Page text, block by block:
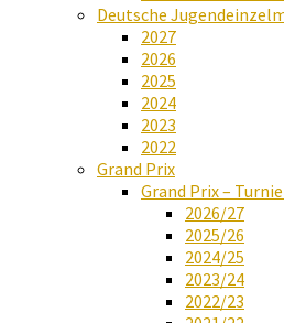
Deutsche
2027
2026
2025
2024
2023
2022
Grand Prix
Grand Prix –
2026/27
2025/26
2024/25
2023/24
2022/23